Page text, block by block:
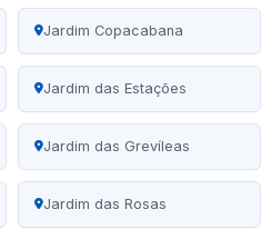
Jardim Copacabana
Jardim das Estações
Jardim das Grevíleas
Jardim das Rosas